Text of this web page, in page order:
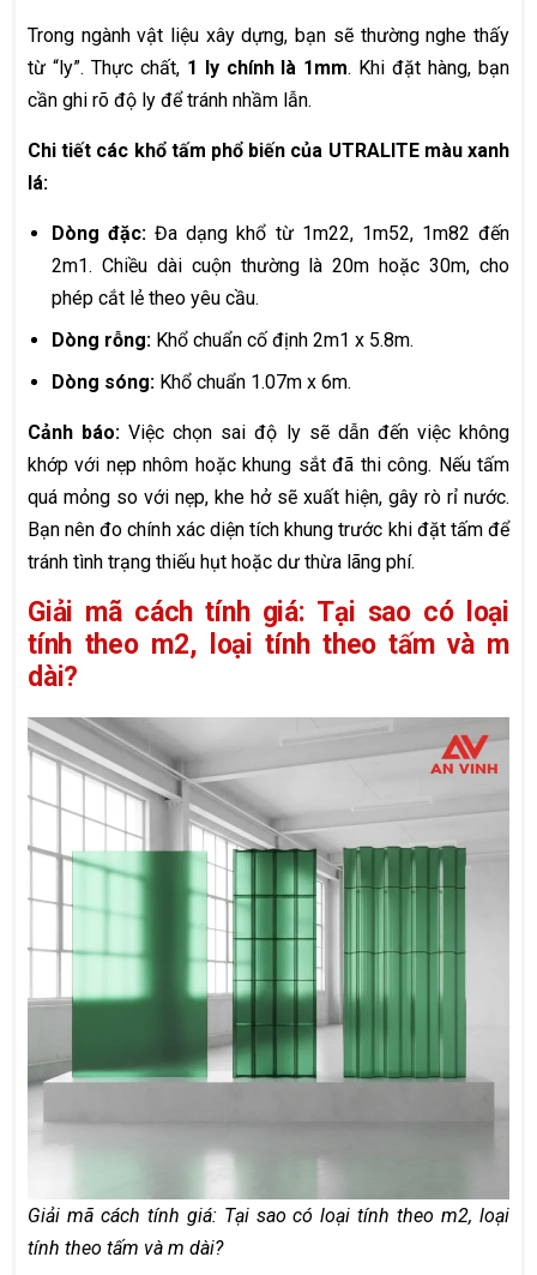
Trong ngành vật liệu xây dựng, bạn sẽ thường nghe thấy
từ “ly”. Thực chất, 1 ly chính là 1mm. Khi đặt hàng, bạn
cần ghi rõ độ ly để tránh nhầm lẫn.
Chi tiết các khổ tấm phổ biến của UTRALITE màu xanh
lá:
Dòng đặc: Đa dạng khổ từ 1m22, 1m52, 1m82 đến
2m1. Chiều dài cuộn thường là 20m hoặc 30m, cho
phép cắt lẻ theo yêu cầu.
Dòng rỗng: Khổ chuẩn cố định 2m1 x 5.8m.
Dòng sóng: Khổ chuẩn 1.07m x 6m.
Cảnh báo: Việc chọn sai độ ly sẽ dẫn đến việc không
khớp với nẹp nhôm hoặc khung sắt đã thi công. Nếu tấm
quá mỏng so với nẹp, khe hở sẽ xuất hiện, gây rò rỉ nước.
Bạn nên đo chính xác diện tích khung trước khi đặt tấm để
tránh tình trạng thiếu hụt hoặc dư thừa lãng phí.
Giải mã cách tính giá: Tại sao có loại
tính theo m2, loại tính theo tấm và m
dài?
Giải mã cách tính giá: Tại sao có loại tính theo m2, loại
tính theo tấm và m dài?